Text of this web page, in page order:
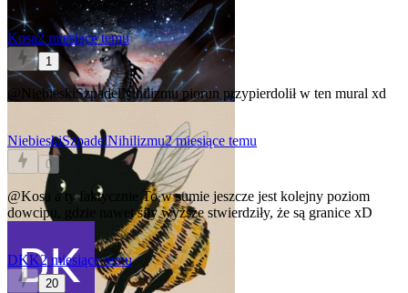
Kosa2 miesiące temu
1
@NiebieskiSzpadelNihilizmupiorun przypierdolił w ten mural xd
NiebieskiSzpadelNihilizmu2 miesiące temu
0
@Kosa a ty faktycznie To w sumie jeszcze jest kolejny poziom
dowcipu, gdzie nawet siły wyższe stwierdziły, że są granice xD
DKK2 miesiące temu
20